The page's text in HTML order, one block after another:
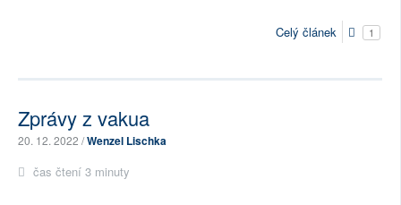
Celý článek 1
Zprávy z vakua
20. 12. 2022 /Wenzel Lischka
čas čtení 3 minuty